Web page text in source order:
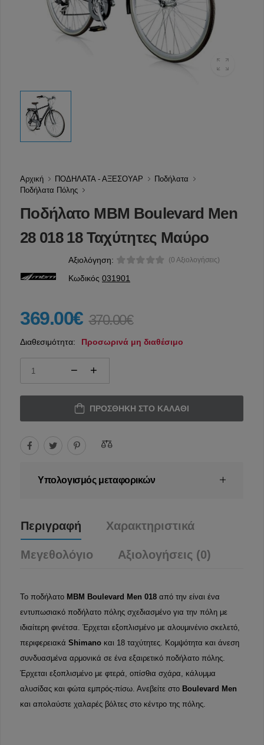
Αρχική ΠΟΔΗΛΑΤΑ - ΑΞΕΣΟΥΑΡ
Ποδήλατα
Ποδήλατα Πόλης
Ποδήλατο MBM Boulevard Men
28 018 18 Ταχύτητες Μαύρο
Αξιολόγηση: (0 Αξιολογήσεις)
Κωδικός 031901
369.00€ 370.00€
Διαθεσιμότητα: Προσωρινά μη διαθέσιμο
ΠΡΟΣΘΉΚΗ ΣΤΟ ΚΑΛΆΘΙ
Υπολογισμός μεταφορικών
Περιγραφή Χαρακτηριστικά
Μεγεθολόγιο Αξιολογήσεις (0)
Το ποδήλατο MBM Boulevard Men 018 από την είναι ένα
εντυπωσιακό ποδήλατο πόλης σχεδιασμένο για την πόλη με
ιδιαίτερη φινέτσα. Έρχεται εξοπλισμένο με αλουμινένιο σκελετό,
περιφερειακά Shimano και 18 ταχύτητες. Κομψότητα και άνεση
συνδυασμένα αρμονικά σε ένα εξαιρετικό ποδήλατο πόλης.
Έρχεται εξοπλισμένο με φτερά, οπίσθια σχάρα, κάλυμμα
αλυσίδας και φώτα εμπρός-πίσω. Ανεβείτε στο Boulevard Men
και απολαύστε χαλαρές βόλτες στο κέντρο της πόλης.